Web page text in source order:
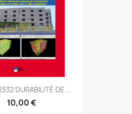
DURABILITÉ DE...
10,00 €